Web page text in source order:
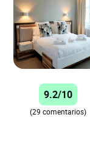
9.2/10
(29 comentarios)